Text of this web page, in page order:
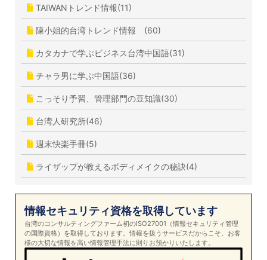
TAIWANトレンド情報(11)
陳小姐的台湾トレンド情報 (60)
カタカナで学ぶビジネス台湾中国語(31)
チャラ男に学ぶ中国語(36)
こっそり予習、管理部門の豆知識(30)
台湾人研究所(46)
週末快楽手冊(5)
ライザップが教えるボディメイクの秘訣(4)
情報セキュリティ資格を取得しています
台湾のコンサルティングファーム初のISO27001（情報セキュリティ管理
の国際資格）を取得しております。情報を扱うサービスだからこそ、お客
様の大切な情報を高い情報管理手法に則りお預かりいたします。